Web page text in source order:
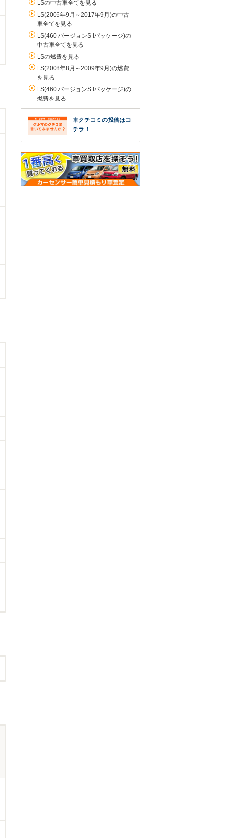
LSの中古車全てを見る
LS(2006年9月～2017年9月)の中古
車全てを見る
LS(460 バージョンS Iパッケージ)の
中古車全てを見る
LSの燃費を見る
LS(2008年8月～2009年9月)の燃費
を見る
LS(460 バージョンS Iパッケージ)の
燃費を見る
車クチコミの投稿はコ
チラ！